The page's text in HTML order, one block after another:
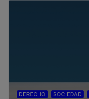
DERECHO SOCIEDAD